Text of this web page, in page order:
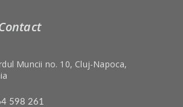
Muncii no. 10, Cluj-Napoca,
598 261